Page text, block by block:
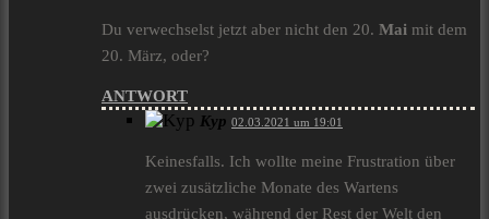
Du verwechselst jetzt aber nicht den 20. Mai mit dem
20. März, oder?
ANTWORT
Kyp 02.03.2021 um 19:01
Keinesfalls. Ich wollte meine Frustration über
zwei zusätzliche Monate des Wartens
ausdrücken, während der Rest der Welt den